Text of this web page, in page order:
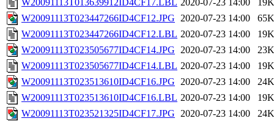
W20091113T013639912ID4CF17.LBL 2020-07-23 14:00
19K
W20091113T023447266ID4CF12.JPG 2020-07-23 14:00
65K
W20091113T023447266ID4CF12.LBL 2020-07-23 14:00
19K
W20091113T023505677ID4CF14.JPG 2020-07-23 14:00
23K
W20091113T023505677ID4CF14.LBL 2020-07-23 14:00
19K
W20091113T023513610ID4CF16.JPG 2020-07-23 14:00
24K
W20091113T023513610ID4CF16.LBL 2020-07-23 14:00
19K
W20091113T023521325ID4CF17.JPG 2020-07-23 14:00
24K